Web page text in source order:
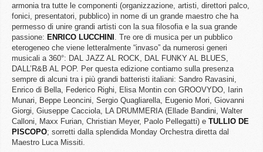
armonia tra tutte le componenti (organizzazione, artisti, direttori palco,
fonici, presentatori, pubblico) in nome di un grande maestro che ha
permesso di unire grandi artisti con la sua filosofia e la sua grande
passione: ENRICO LUCCHINI . Tre ore di musica per un pubblico
eterogeneo che viene letteralmente “invaso” da numerosi generi
musicali a 360°: DAL JAZZ AL ROCK, DAL FUNKY AL BLUES,
DALL’R&B AL POP. Per questa edizione contiamo sulla presenza
sempre di alcuni tra i più grandi batteristi italiani: Sandro Ravasini,
Enrico di Bella, Federico Righi, Elisa Montin con GROOVYDO, Iarin
Munari, Beppe Leoncini, Sergio Quagliarella, Eugenio Mori, Giovanni
Giorgi, Giuseppe Cacciola, LA DRUMMERIA (Ellade Bandini, Walter
Calloni, Maxx Furian, Christian Meyer, Paolo Pellegatti) e TULLIO DE
PISCOPO; sorretti dalla splendida Monday Orchestra diretta dal
Maestro Luca Missiti.